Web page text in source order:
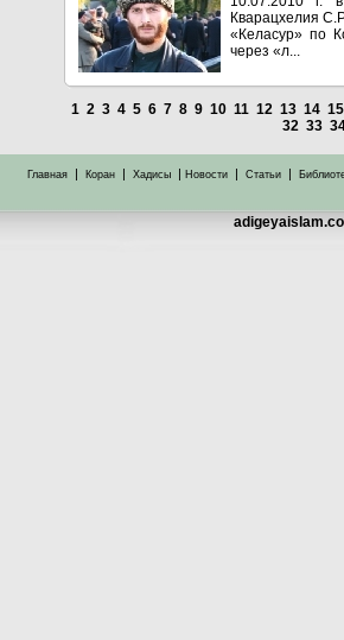
Кварацхелия
«Келасур» по
через «л...
1 2 3 4 5 6 7 8 9 10 11 12 13 14
32 33
Главная | Коран | Хадисы | Новости | Статьи |